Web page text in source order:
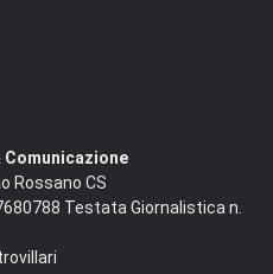
Rossano CS
Testata Giornalistica n.